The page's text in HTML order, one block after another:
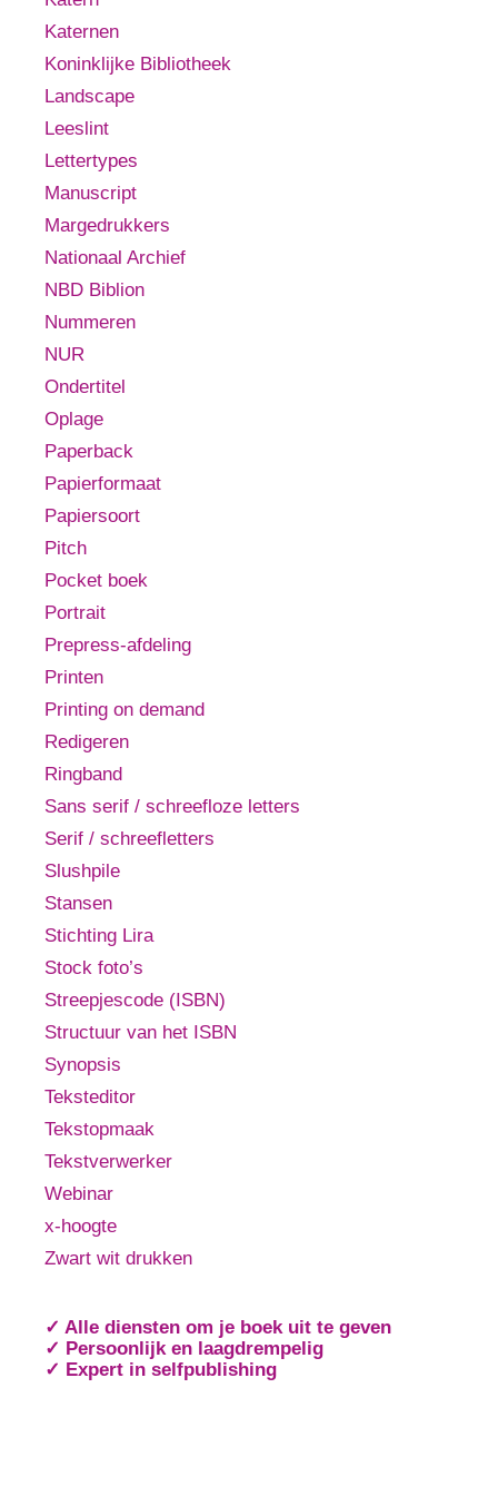
Katernen
Koninklijke Bibliotheek
Landscape
Leeslint
Lettertypes
Manuscript
Margedrukkers
Nationaal Archief
NBD Biblion
Nummeren
NUR
Ondertitel
Oplage
Paperback
Papierformaat
Papiersoort
Pitch
Pocket boek
Portrait
Prepress-afdeling
Printen
Printing on demand
Redigeren
Ringband
Sans serif / schreefloze letters
Serif / schreefletters
Slushpile
Stansen
Stichting Lira
Stock foto’s
Streepjescode (ISBN)
Structuur van het ISBN
Synopsis
Teksteditor
Tekstopmaak
Tekstverwerker
Webinar
x-hoogte
Zwart wit drukken
✓ Alle diensten om je boek uit te geven
✓ Persoonlijk en laagdrempelig
✓ Expert in selfpublishing